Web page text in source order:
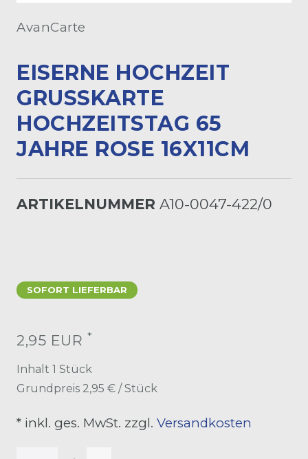
AvanCarte
EISERNE HOCHZEIT
GRUSSKARTE H
OCHZEITSTAG 65 J
AHRE ROSE 16X11CM
ARTIKELNUMMER A10-0047-422/0
SOFORT LIEFERBAR
2,95 EUR *
Inhalt 1 Stück
Grundpreis 2,95 € / Stück
* inkl. ges. MwSt. zzgl. Versandkosten